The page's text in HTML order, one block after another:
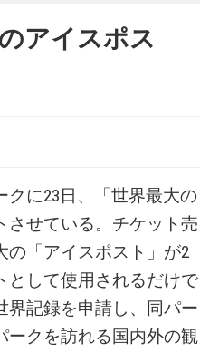
アイスポス
に23日、「世界最大の
させている。チケット売
の「アイスポスト」が2
として使用されるだけで
界記録を申請し、同パー
ークを訪れる国内外の観